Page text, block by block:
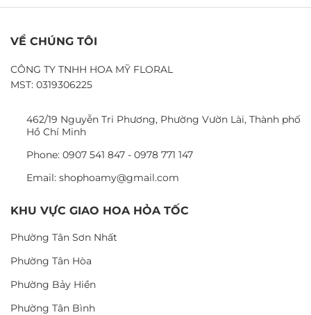
VỀ CHÚNG TÔI
CÔNG TY TNHH HOA MỸ FLORAL
MST: 0319306225
462/19 Nguyễn Tri Phương, Phường Vườn Lài, Thành phố
Hồ Chí Minh
Phone: 0907 541 847 - 0978 771 147
Email: shophoamy@gmail.com
KHU VỰC GIAO HOA HỎA TỐC
Phường Tân Sơn Nhất
Phường Tân Hòa
Phường Bảy Hiền
Phường Tân Bình